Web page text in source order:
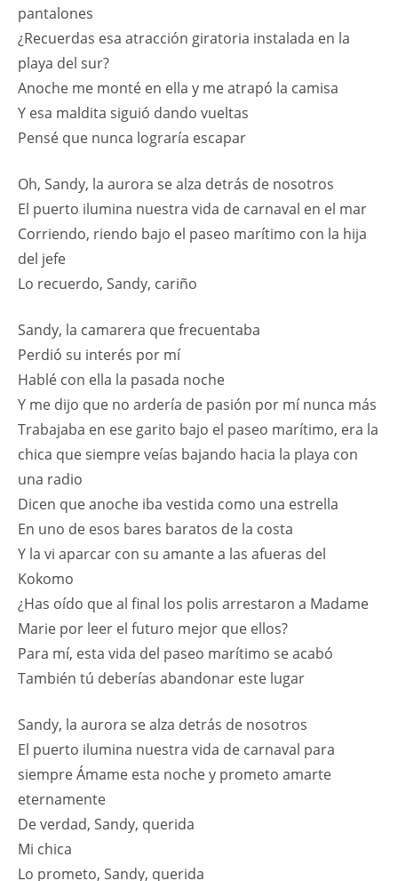
pantalones
¿Recuerdas esa atracción giratoria instalada en la
playa del sur?
Anoche me monté en ella y me atrapó la camisa
Y esa maldita siguió dando vueltas
Pensé que nunca lograría escapar
Oh, Sandy, la aurora se alza detrás de nosotros
El puerto ilumina nuestra vida de carnaval en el mar
Corriendo, riendo bajo el paseo marítimo con la hija
del jefe
Lo recuerdo, Sandy, cariño
Sandy, la camarera que frecuentaba
Perdió su interés por mí
Hablé con ella la pasada noche
Y me dijo que no ardería de pasión por mí nunca más
Trabajaba en ese garito bajo el paseo marítimo, era la
chica que siempre veías bajando hacia la playa con
una radio
Dicen que anoche iba vestida como una estrella
En uno de esos bares baratos de la costa
Y la vi aparcar con su amante a las afueras del
Kokomo
¿Has oído que al final los polis arrestaron a Madame
Marie por leer el futuro mejor que ellos?
Para mí, esta vida del paseo marítimo se acabó
También tú deberías abandonar este lugar
Sandy, la aurora se alza detrás de nosotros
El puerto ilumina nuestra vida de carnaval para
siempre Ámame esta noche y prometo amarte
eternamente
De verdad, Sandy, querida
Mi chica
Lo prometo, Sandy, querida